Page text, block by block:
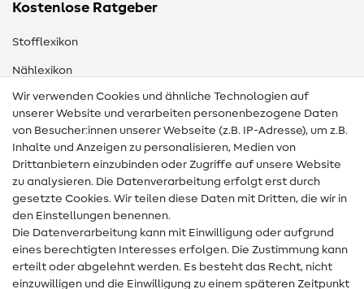
Kostenlose Ratgeber
Stofflexikon
Nählexikon
Nähanleitungen
Hilfe & Kontakt
Kontakt
Infos zum Betreiberwechsel
Widerrufsrecht
Beliebt
Wir verwenden Cookies und ähnliche Technologien auf
unserer Website und verarbeiten personenbezogene Daten
von Besucher:innen unserer Webseite (z.B. IP-Adresse), um z.B.
Inhalte und Anzeigen zu personalisieren, Medien von
Drittanbietern einzubinden oder Zugriffe auf unsere Website
zu analysieren. Die Datenverarbeitung erfolgt erst durch
gesetzte Cookies. Wir teilen diese Daten mit Dritten, die wir in
den Einstellungen benennen.
Die Datenverarbeitung kann mit Einwilligung oder aufgrund
eines berechtigten Interesses erfolgen. Die Zustimmung kann
erteilt oder abgelehnt werden. Es besteht das Recht, nicht
einzuwilligen und die Einwilligung zu einem späteren Zeitpunkt